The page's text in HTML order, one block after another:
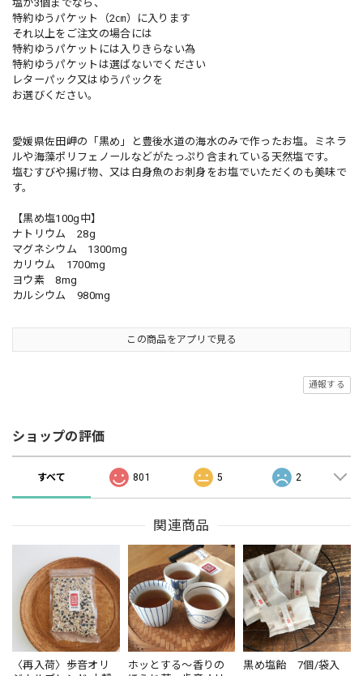
塩が3個までなら、
特約ゆうパケット（2㎝）に入ります
それ以上をご注文の場合には
特約ゆうパケットには入りきらない為
特約ゆうパケットは選ばないでください
レターパック又はゆうパックを
お選びください。
愛媛県佐田岬の「黒め」と豊後水道の海水のみで作ったお塩。ミネラ
ルや海藻ポリフェノールなどがたっぷり含まれている天然塩です。
塩むすびや揚げ物、又は白身魚のお刺身をお塩でいただくのも美味で
す。
【黒め塩100g中】
ナトリウム 28g
マグネシウム 1300mg
カリウム 1700mg
ヨウ素 8mg
カルシウム 980mg
この商品をアプリで見る
通報する
ショップの評価
すべて 801 5 2
関連商品
〈再入荷〉歩音オリ
ホッとする〜香りの
黒め塩飴 7個/袋入